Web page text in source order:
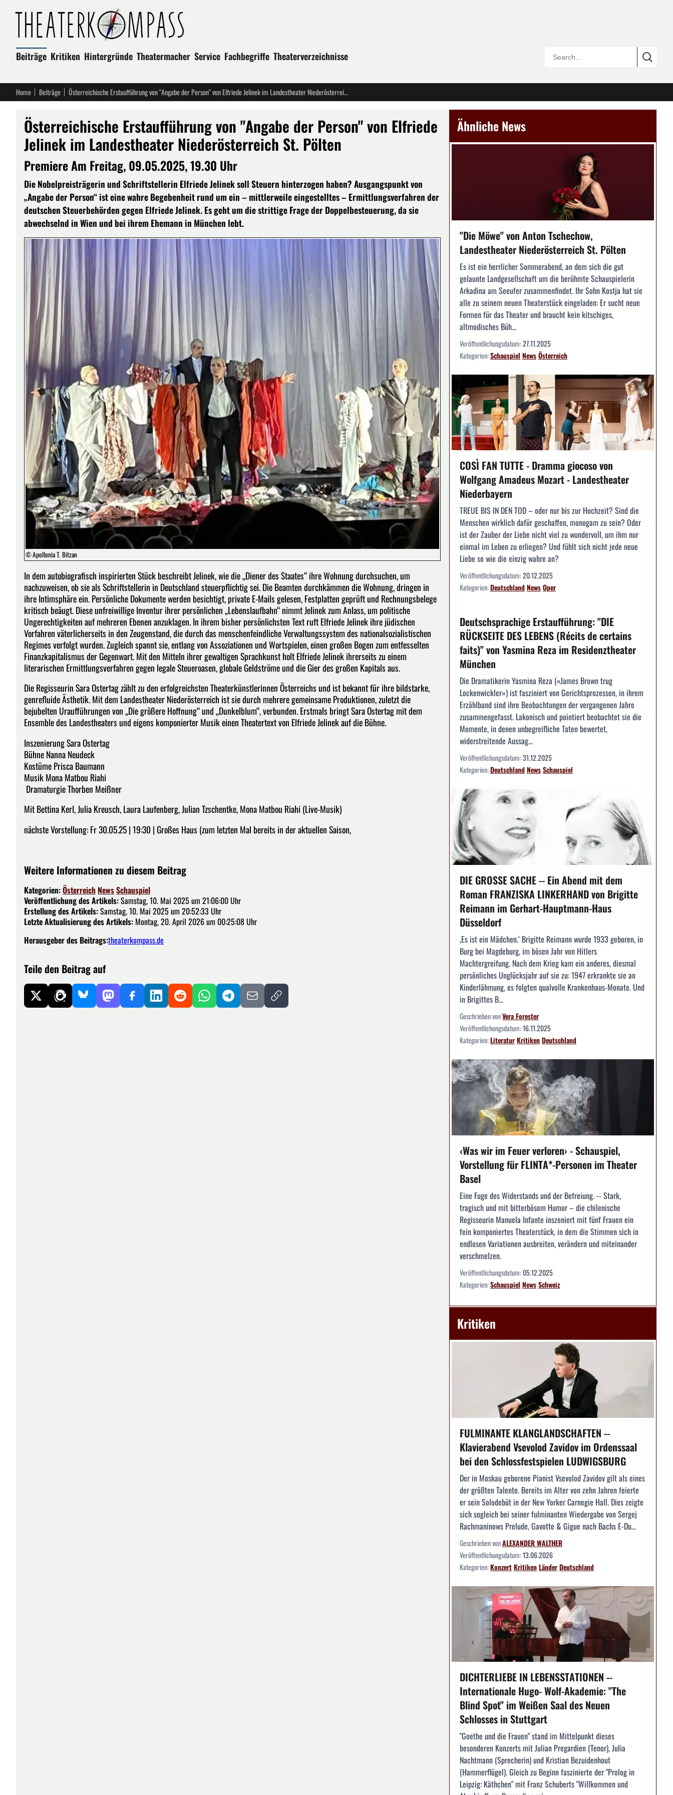
Beiträge Kritiken Hintergründe Theatermacher Service Fachbegriffe Theaterverzeichnisse
Home Beiträge Österreichische Erstaufführung von "Angabe der Person" von Elfriede Jelinek im Landestheater Niederösterreich St. Pölten
Österreichische Erstaufführung von "Angabe der Person" von Elfriede
Jelinek im Landestheater Niederösterreich St. Pölten
Premiere Am Freitag, 09.05.2025, 19.30 Uhr
Die Nobelpreisträgerin und Schriftstellerin Elfriede Jelinek soll Steuern hinterzogen haben? Ausgangspunkt von
„Angabe der Person“ ist eine wahre Begebenheit rund um ein – mittlerweile eingestelltes – Ermittlungsverfahren der
deutschen Steuerbehörden gegen Elfriede Jelinek. Es geht um die strittige Frage der Doppelbesteuerung, da sie
abwechselnd in Wien und bei ihrem Ehemann in München lebt.
© Apollonia T. Bitzan
In dem autobiografisch inspirierten Stück beschreibt Jelinek, wie die „Diener des Staates“ ihre Wohnung durchsuchen, um
nachzuweisen, ob sie als Schriftstellerin in Deutschland steuerpflichtig sei. Die Beamten durchkämmen die Wohnung, dringen in
ihre Intimsphäre ein. Persönliche Dokumente werden besichtigt, private E-Mails gelesen, Festplatten geprüft und Rechnungsbelege
kritisch beäugt. Diese unfreiwillige Inventur ihrer persönlichen „Lebenslaufbahn“ nimmt Jelinek zum Anlass, um politische
Ungerechtigkeiten auf mehreren Ebenen anzuklagen. In ihrem bisher persönlichsten Text ruft Elfriede Jelinek ihre jüdischen
Vorfahren väterlicherseits in den Zeugenstand, die durch das menschenfeindliche Verwaltungssystem des nationalsozialistischen
Regimes verfolgt wurden. Zugleich spannt sie, entlang von Assoziationen und Wortspielen, einen großen Bogen zum entfesselten
Finanzkapitalismus der Gegenwart. Mit den Mitteln ihrer gewaltigen Sprachkunst holt Elfriede Jelinek ihrerseits zu einem
literarischen Ermittlungsverfahren gegen legale Steueroasen, globale Geldströme und die Gier des großen Kapitals aus.
Die Regisseurin Sara Ostertag zählt zu den erfolgreichsten Theaterkünstlerinnen Österreichs und ist bekannt für ihre bildstarke,
genrefluide Ästhetik. Mit dem Landestheater Niederösterreich ist sie durch mehrere gemeinsame Produktionen, zuletzt die
bejubelten Uraufführungen von „Die größere Hoffnung“ und „Dunkelblum“, verbunden. Erstmals bringt Sara Ostertag mit dem
Ensemble des Landestheaters und eigens komponierter Musik einen Theatertext von Elfriede Jelinek auf die Bühne.
Inszenierung Sara Ostertag
Bühne Nanna Neudeck
Kostüme Prisca Baumann
Musik Mona Matbou Riahi
Dramaturgie Thorben Meißner
Mit Bettina Kerl, Julia Kreusch, Laura Laufenberg, Julian Tzschentke, Mona Matbou Riahi (Live-Musik)
nächste Vorstellung: Fr 30.05.25 | 19:30 | Großes Haus (zum letzten Mal bereits in der aktuellen Saison,
Weitere Informationen zu diesem Beitrag
Kategorien:Österreich NewsSchauspiel
Veröffentlichung des Artikels:Samstag, 10. Mai 2025 um 21:06:00 Uhr
Erstellung des Artikels:Samstag, 10. Mai 2025 um 20:52:33 Uhr
Letzte Aktualisierung des Artikels: Montag, 20. April 2026 um 00:25:08 Uhr
Herausgeber des Beitrags:theaterkompass.de
Teile den Beitrag auf
Ähnliche News
"Die Möwe" von Anton Tschechow,
Landestheater Niederösterreich St. Pölten
Es ist ein herrlicher Sommerabend, an dem sich die gut
gelaunte Landgesellschaft um die berühmte Schauspielerin
Arkadina am Seeufer zusammenfindet. Ihr Sohn Kostja hat sie
alle zu seinem neuen Theaterstück eingeladen: Er sucht neue
Formen für das Theater und braucht kein kitschiges,
altmodisches Büh...
Veröffentlichungsdatum:27.11.2025
Kategorien:Schauspiel NewsÖsterreich
COSÌ FAN TUTTE - Dramma giocoso von
Wolfgang Amadeus Mozart - Landestheater
Niederbayern
TREUE BIS IN DEN TOD – oder nur bis zur Hochzeit? Sind die
Menschen wirklich dafür geschaffen, monogam zu sein? Oder
ist der Zauber der Liebe nicht viel zu wundervoll, um ihm nur
einmal im Leben zu erliegen? Und fühlt sich nicht jede neue
Liebe so wie die einzig wahre an?
Veröffentlichungsdatum:20.12.2025
Kategorien:DeutschlandNewsOper
Deutschsprachige Erstaufführung: "DIE
RÜCKSEITE DES LEBENS (Récits de certains
faits)" von Yasmina Reza im Residenztheater
München
Die Dramatikerin Yasmina Reza («James Brown trug
Lockenwickler») ist fasziniert von Gerichtsprozessen, in ihrem
Erzählband sind ihre Beobachtungen der vergangenen Jahre
zusammengefasst. Lakonisch und pointiert beobachtet sie die
Momente, in denen unbegreifliche Taten bewertet,
widerstreitende Aussag...
Veröffentlichungsdatum:31.12.2025
Kategorien:DeutschlandNewsSchauspiel
DIE GROSSE SACHE -- Ein Abend mit dem
Roman FRANZISKA LINKERHAND von Brigitte
Reimann im Gerhart-Hauptmann-Haus
Düsseldorf
‚Es ist ein Mädchen.‘ Brigitte Reimann wurde 1933 geboren, in
Burg bei Magdeburg, im bösen Jahr von Hitlers
Machtergreifung. Nach dem Krieg kam ein anderes, diesmal
persönliches Unglücksjahr auf sie zu: 1947 erkrankte sie an
Kinderlähmung, es folgten qualvolle Krankenhaus-Monate. Und
in Brigittes B...
Geschrieben vonVera Forester
Veröffentlichungsdatum:16.11.2025
Kategorien:LiteraturKritikenDeutschland
‹Was wir im Feuer verloren› - Schauspiel,
Vorstellung für FLINTA*-Personen im Theater
Basel
Eine Fuge des Widerstands und der Befreiung. -- Stark,
tragisch und mit bitterbösem Humor – die chilenische
Regisseurin Manuela Infante inszeniert mit fünf Frauen ein
fein komponiertes Theaterstück, in dem die Stimmen sich in
endlosen Variationen ausbreiten, verändern und miteinander
verschmelzen.
Veröffentlichungsdatum:05.12.2025
Kategorien:Schauspiel NewsSchweiz
Kritiken
FULMINANTE KLANGLANDSCHAFTEN --
Klavierabend Vsevolod Zavidov im Ordenssaal
bei den Schlossfestspielen LUDWIGSBURG
Der in Moskau geborene Pianist Vsevolod Zavidov gilt als eines
der größten Talente. Bereits im Alter von zehn Jahren feierte
er sein Solodebüt in der New Yorker Carnegie Hall. Dies zeigte
sich sogleich bei seiner fulminanten Wiedergabe von Sergej
Rachmaninows Prelude, Gavotte & Gigue nach Bachs E-Du...
Geschrieben vonALEXANDER WALTHER
Veröffentlichungsdatum:13.06.2026
Kategorien:KonzertKritikenLänderDeutschland
DICHTERLIEBE IN LEBENSSTATIONEN --
Internationale Hugo- Wolf-Akademie: "The
Blind Spot" im Weißen Saal des Neuen
Schlosses in Stuttgart
"Goethe und die Frauen" stand im Mittelpunkt dieses
besonderen Konzerts mit Julian Pregardien (Tenor), Julia
Nachtmann (Sprecherin) und Kristian Bezuidenhout
(Hammerflügel). Gleich zu Beginn faszinierte der "Prolog in
Leipzig: Käthchen" mit Franz Schuberts "Willkommen und